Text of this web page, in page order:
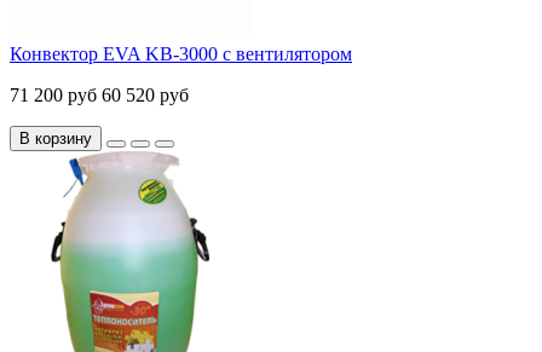
Конвектор EVA KB-3000 с вентилятором
71 200 руб 60 520 руб
В корзину